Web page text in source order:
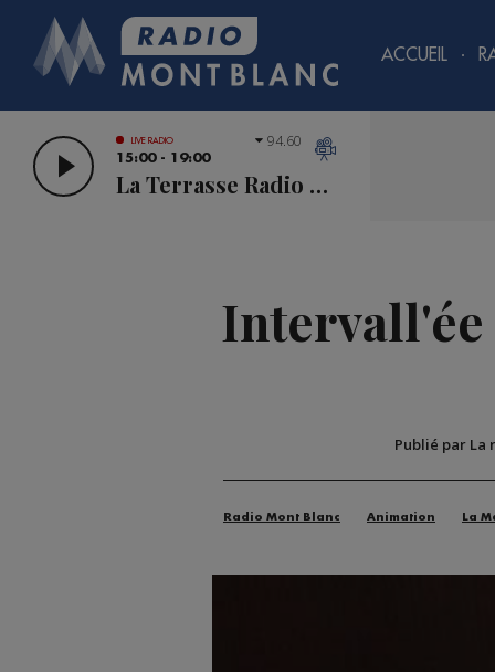
ACCUEIL
LIVE RADIO
15:00 - 19:00
La Terrasse Radio Mont Blanc
94.60
Intervall'ée
Publié par La
Radio Mont Blanc Animation La